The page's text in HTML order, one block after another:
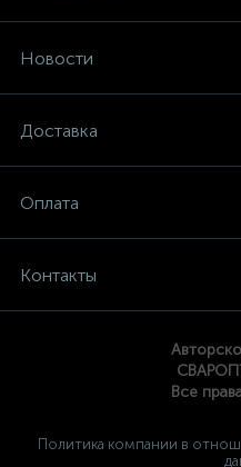
Новости
Доставка
Оплата
Контакты
Все
Политика компании в